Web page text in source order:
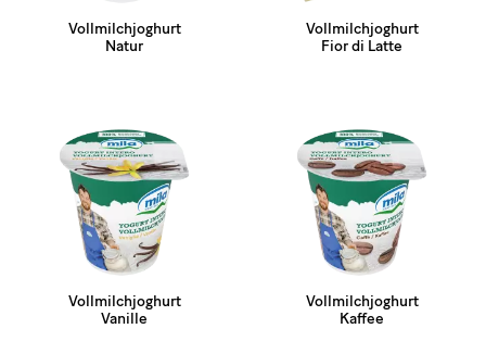
Vollmilchjoghurt
Natur
Vollmilchjoghurt
Fior di Latte
Vollmilchjoghurt
Vanille
Vollmilchjoghurt
Kaffee